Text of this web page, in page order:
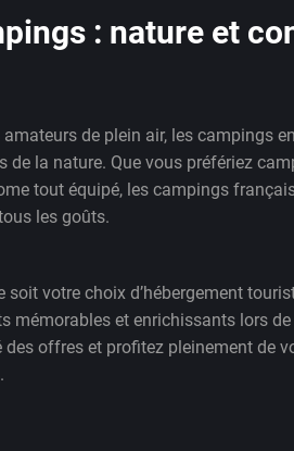
: nature et
amateurs de plein air, les campings
de la nature. Que vous préfériez
tout équipé, les campings
les goûts.
soit votre choix d’hébergement
mémorables et enrichissants lors
des offres et profitez pleinement de